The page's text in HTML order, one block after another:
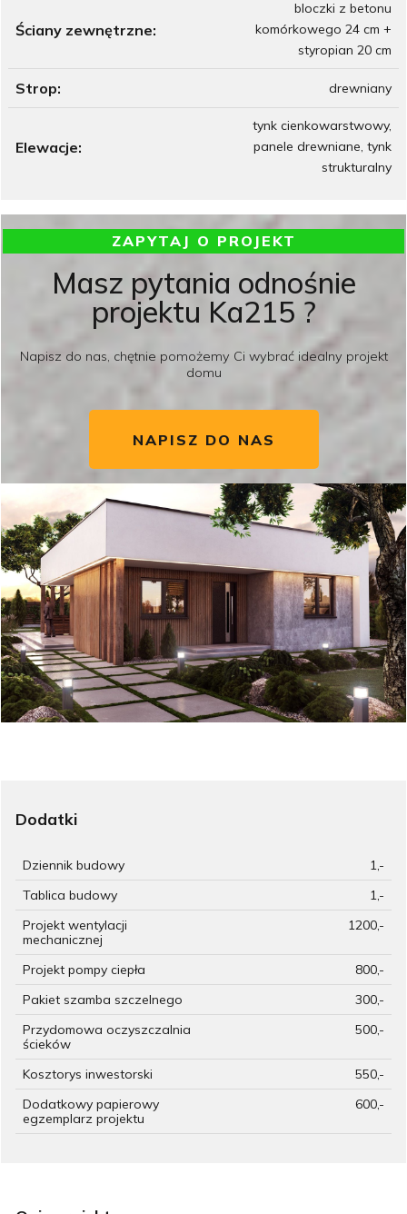
Ściany zewnętrzne:
bloczki z betonu
komórkowego 24 cm +
styropian 20 cm
Strop: drewniany
Elewacje:
tynk cienkowarstwowy,
panele drewniane, tynk
strukturalny
ZAPYTAJ O PROJEKT
Masz pytania odnośnie
projektu Ka215 ?
Napisz do nas, chętnie pomożemy Ci wybrać idealny projekt
domu
NAPISZ DO NAS
Dodatki
Dziennik budowy
1,-
Tablica budowy
1,-
Projekt wentylacji
mechanicznej
1200,-
Projekt pompy ciepła
800,-
Pakiet szamba szczelnego
300,-
Przydomowa oczyszczalnia
ścieków
500,-
Kosztorys inwestorski
550,-
Dodatkowy papierowy
egzemplarz projektu
600,-